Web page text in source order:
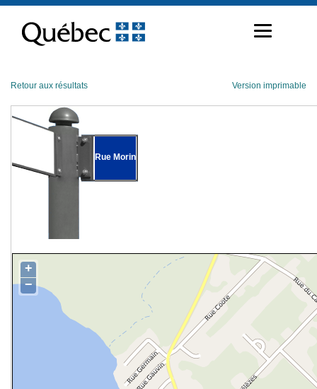
contenu
Retour aux résultats Version imprimable
Rue Morin
+
−